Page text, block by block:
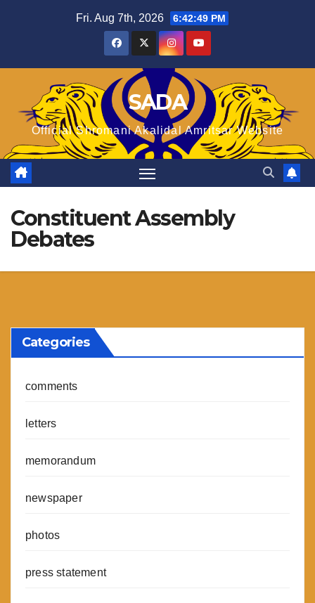
Fri. Aug 7th, 2026 6:42:49 PM
SADA
Official Shromani Akalidal Amritsar Website
Constituent Assembly
Debates
Categories
comments
letters
memorandum
newspaper
photos
press statement